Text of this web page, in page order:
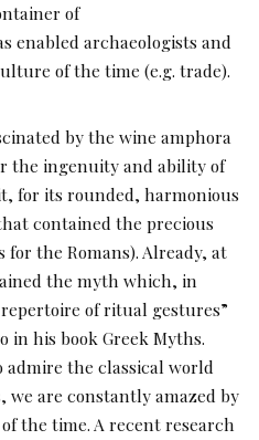
of
enabled archaeologists and
of the time (e.g. trade).
by the wine amphora
the ingenuity and ability of
for its rounded, harmonious
contained the precious
the Romans). Already, at
the myth which, in
of ritual gestures”
in his book Greek Myths.
admire the classical world
we are constantly amazed by
the time. A recent research